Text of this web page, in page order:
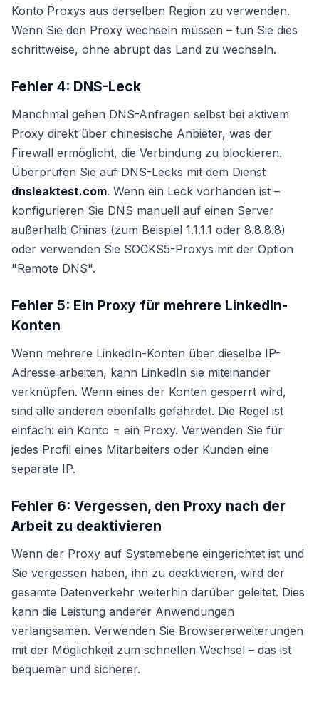
Konto Proxys aus derselben Region zu verwenden.
Wenn Sie den Proxy wechseln müssen – tun Sie dies
schrittweise, ohne abrupt das Land zu wechseln.
Fehler 4: DNS-Leck
Manchmal gehen DNS-Anfragen selbst bei aktivem
Proxy direkt über chinesische Anbieter, was der
Firewall ermöglicht, die Verbindung zu blockieren.
Überprüfen Sie auf DNS-Lecks mit dem Dienst
dnsleaktest.com. Wenn ein Leck vorhanden ist –
konfigurieren Sie DNS manuell auf einen Server
außerhalb Chinas (zum Beispiel 1.1.1.1 oder 8.8.8.8)
oder verwenden Sie SOCKS5-Proxys mit der Option
"Remote DNS".
Fehler 5: Ein Proxy für mehrere LinkedIn-
Konten
Wenn mehrere LinkedIn-Konten über dieselbe IP-
Adresse arbeiten, kann LinkedIn sie miteinander
verknüpfen. Wenn eines der Konten gesperrt wird,
sind alle anderen ebenfalls gefährdet. Die Regel ist
einfach: ein Konto = ein Proxy. Verwenden Sie für
jedes Profil eines Mitarbeiters oder Kunden eine
separate IP.
Fehler 6: Vergessen, den Proxy nach der
Arbeit zu deaktivieren
Wenn der Proxy auf Systemebene eingerichtet ist und
Sie vergessen haben, ihn zu deaktivieren, wird der
gesamte Datenverkehr weiterhin darüber geleitet. Dies
kann die Leistung anderer Anwendungen
verlangsamen. Verwenden Sie Browsererweiterungen
mit der Möglichkeit zum schnellen Wechsel – das ist
bequemer und sicherer.